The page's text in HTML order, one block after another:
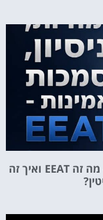
מומחיות, ניסיון, סמכות ואמינות – מה זה EEAT ואיך זה